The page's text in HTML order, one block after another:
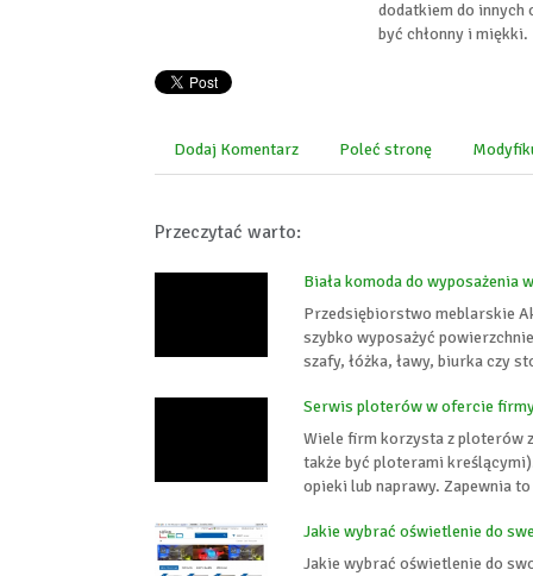
dodatkiem do innych
być chłonny i miękki.
Dodaj Komentarz Poleć stronę
Przeczytać warto:
Biała komoda do wyposażenia
Przedsiębiorstwo meblarskie
szybko wyposażyć
szafy, łóżka, ławy, biurka czy
Serwis ploterów w ofercie
Wiele firm korzysta z ploterów
także być ploterami
opieki lub naprawy. Zapewnia
Jakie wybrać oświetlenie do
Jakie wybrać oświetlenie do